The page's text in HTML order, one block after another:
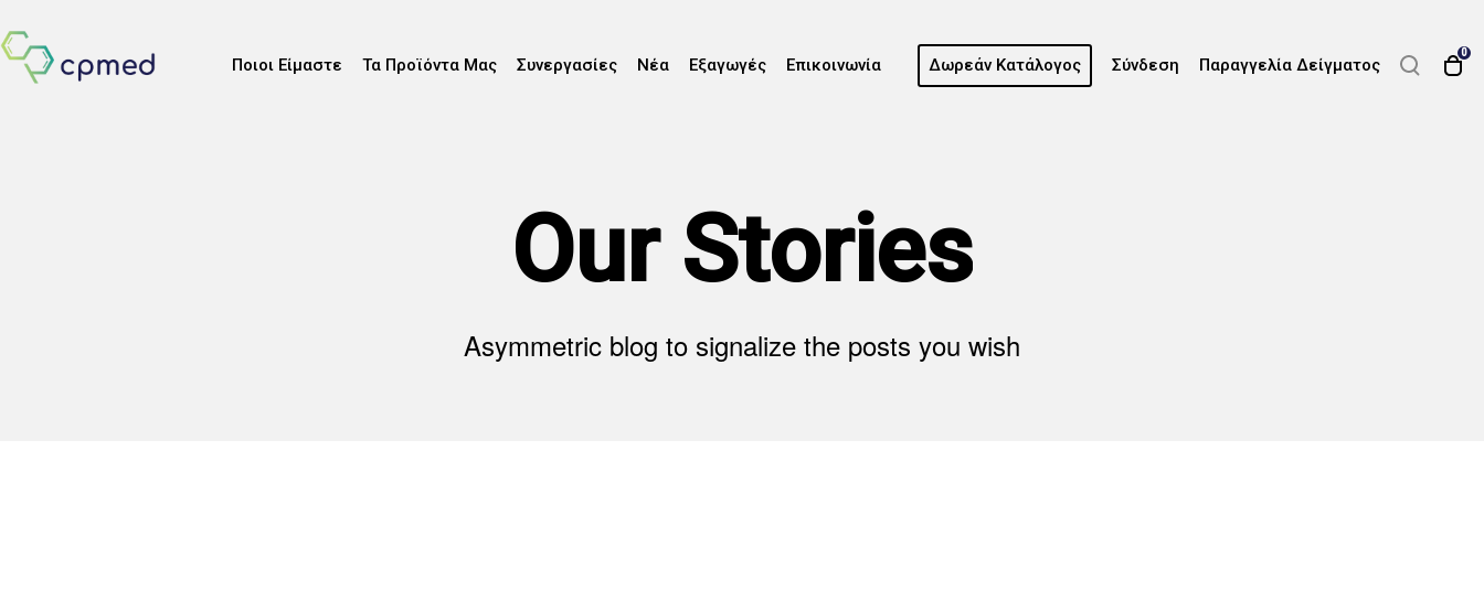
Ποιοι Είμαστε Τα Προϊόντα Μας Συνεργασίες Νέα Εξαγωγές Επικοινωνία Δωρεάν Κατάλογος Σύνδεση Παραγγελία Δείγματος
0
Our Stories
Asymmetric blog to signalize the posts you wish